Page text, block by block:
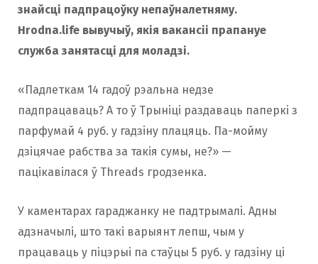
знайсці падпрацоўку непаўналетняму.
Hrodna.life вывучыў, якія вакансіі прапануе
служба занятасці для моладзі.
«Падлеткам 14 гадоў рэальна недзе
падпрацаваць? А то ў Трыніці раздаваць паперкі з
парфумай 4 руб. у гадзіну плацяць. Па-мойму
дзіцячае рабства за такія сумы, не?» —
пацікавілася ў Threads гродзенка.
У каментарах гараджанку не падтрымалі. Адны
адзначылі, што такі варыянт лепш, чым у
працаваць у піцэрыі па стаўцы 5 руб. у гадзіну ці